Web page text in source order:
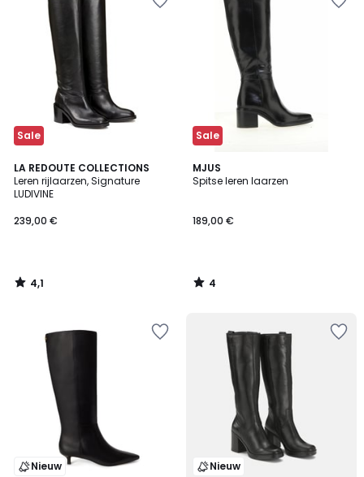
Sale
LA REDOUTE COLLECTIONS
Leren rijlaarzen, Signature
LUDIVINE
239,00 €
4,1
/ 5
4,1
/
Sale
MJUS
Spitse leren laarzen
189,00 €
4
/
4
/
Nieuw Nieuw